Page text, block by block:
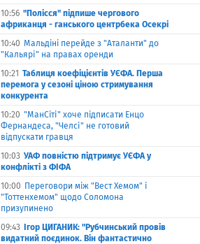
10:56 "Полісся" підпише чергового
африканця - ганського центрбека Осекрі
10:40 Мальдіні перейде з "Аталанти" до
"Кальярі" на правах оренди
10:21 Таблиця коефіцієнтів УЄФА. Перша
перемога у сезоні ціною стримування
конкурента
10:20 "МанСіті" хоче підписати Енцо
Фернандеса, "Челсі" не готовий
відпускати гравця
10:03 УАФ повністю підтримує УЄФА у
конфлікті з ФІФА
10:00 Переговори між "Вест Хемом" і
"Тоттенхемом" щодо Соломона
призупинено
09:43
Ігор ЦИГАНИК: "Рубчинський провів
видатний поєдинок. Він фантастично